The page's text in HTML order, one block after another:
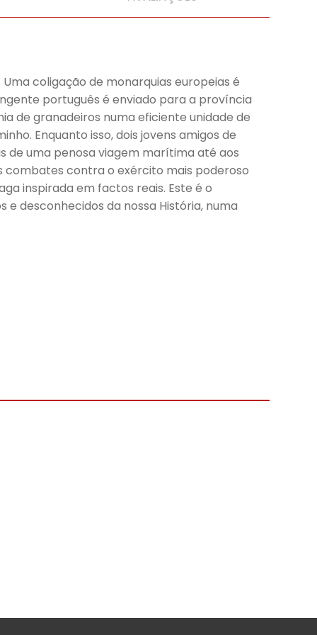
coligação de monarquias europeias é
português é enviado para a província
de granadeiros numa eficiente unidade de
Enquanto isso, dois jovens amigos de
de uma penosa viagem marítima até aos
combates contra o exército mais poderoso
inspirada em factos reais. Este é o
desconhecidos da nossa História, numa